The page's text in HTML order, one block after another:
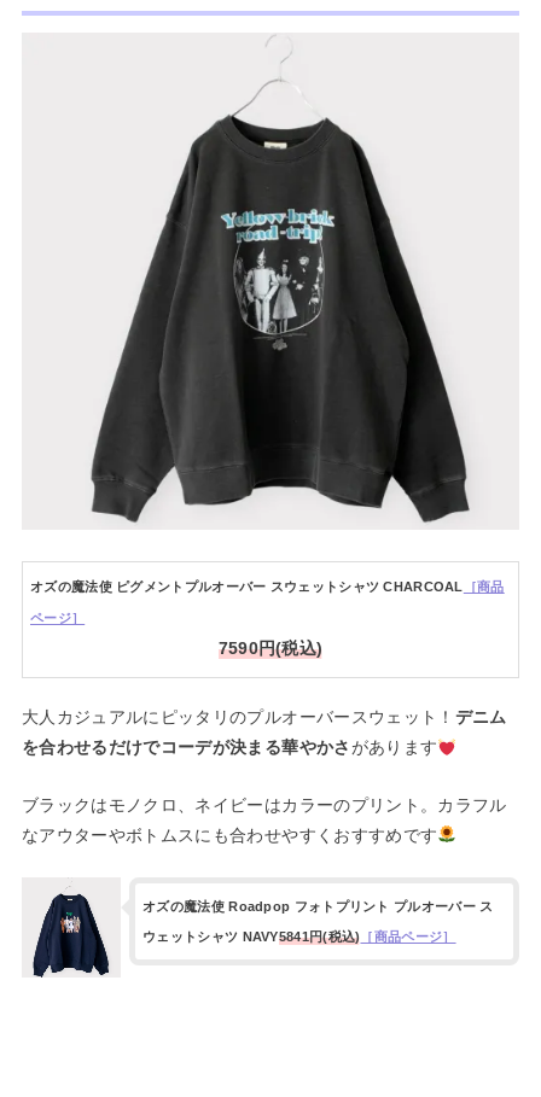
オズの魔法使 ピグメントプルオーバー スウェットシャツ CHARCOAL ［商品
ページ］
7590円(税込)
大人カジュアルにピッタリのプルオーバースウェット！ デニム
を合わせるだけでコーデが決まる華やかさがあります
ブラックはモノクロ、ネイビーはカラーのプリント。カラフル
なアウターやボトムスにも合わせやすくおすすめです
オズの魔法使 Roadpop フォトプリント プルオーバー ス
ウェットシャツ NAVY5841円(税込) ［商品ページ］